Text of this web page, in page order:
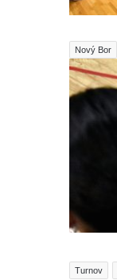
Nový Bor
Turnov